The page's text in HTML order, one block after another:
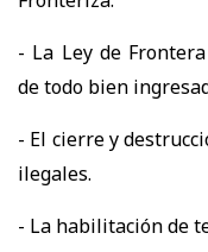
- La Ley de
de todo bien
- El cierre y
ilegales.
- La habilitación de